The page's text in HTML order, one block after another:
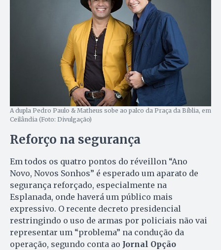
A dupla Pedro Paulo & Matheus sobe ao palco da Praça da Bíblia, em
Ceilândia (Foto: Divulgação)
Reforço na segurança
Em todos os quatro pontos do réveillon “Ano
Novo, Novos Sonhos” é esperado um aparato de
segurança reforçado, especialmente na
Esplanada, onde haverá um público mais
expressivo. O recente decreto presidencial
restringindo o uso de armas por policiais não vai
representar um “problema” na condução da
operação, segundo conta ao Jornal Opção